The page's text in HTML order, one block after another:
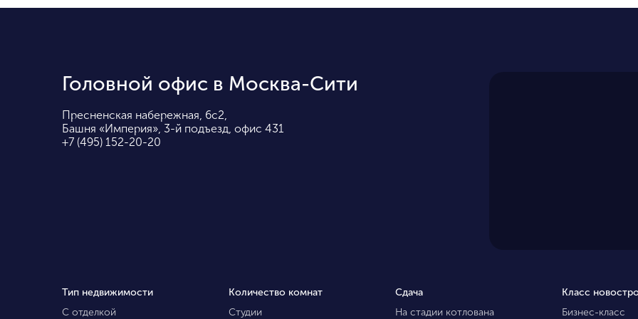
Головной офис в Москва-Сити
Пресненская набережная, 6с2,
Башня «Империя», 3-й подъезд, офис 431
+7 (495) 152-20-20
Тип недвижимости
С отделкой
Количество комнат
Студии
Сдача
На стадии котлована
Класс
Бизнес-класс